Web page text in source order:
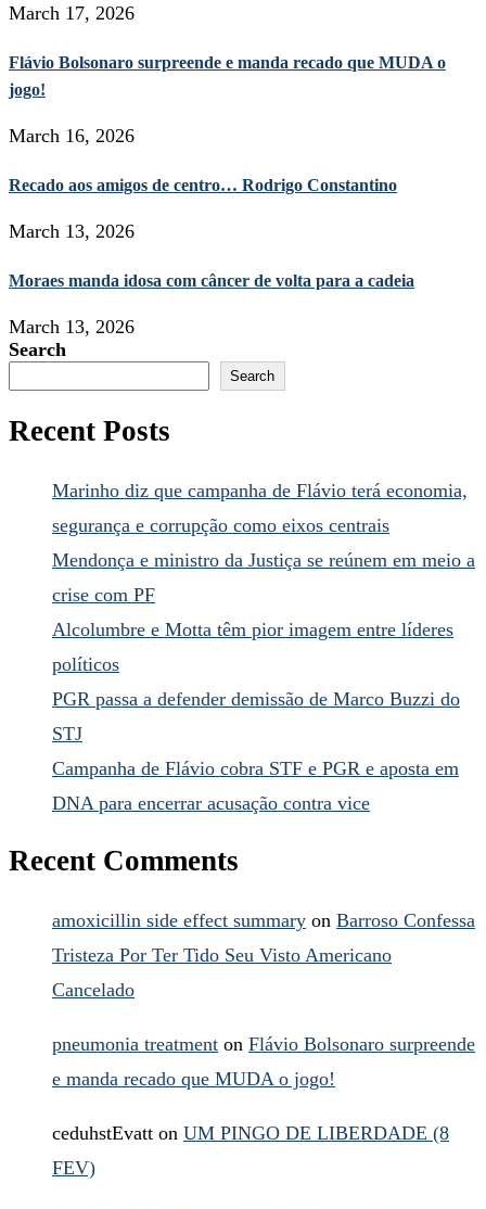
March 17, 2026
Flávio Bolsonaro surpreende e manda recado que MUDA o
jogo!
March 16, 2026
Recado aos amigos de centro… Rodrigo Constantino
March 13, 2026
Moraes manda idosa com câncer de volta para a cadeia
March 13, 2026
Search
Search
Recent Posts
Marinho diz que campanha de Flávio terá economia,
segurança e corrupção como eixos centrais
Mendonça e ministro da Justiça se reúnem em meio a
crise com PF
Alcolumbre e Motta têm pior imagem entre líderes
políticos
PGR passa a defender demissão de Marco Buzzi do
STJ
Campanha de Flávio cobra STF e PGR e aposta em
DNA para encerrar acusação contra vice
Recent Comments
amoxicillin side effect summary on Barroso Confessa
Tristeza Por Ter Tido Seu Visto Americano
Cancelado
pneumonia treatment on Flávio Bolsonaro surpreende
e manda recado que MUDA o jogo!
ceduhstEvatt on UM PINGO DE LIBERDADE (8
FEV)